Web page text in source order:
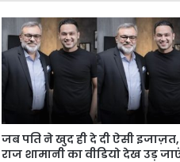
जब पति ने खुद ही दे दी ऐसी इजाज़त,
राज शामानी का वीडियो देख उड़